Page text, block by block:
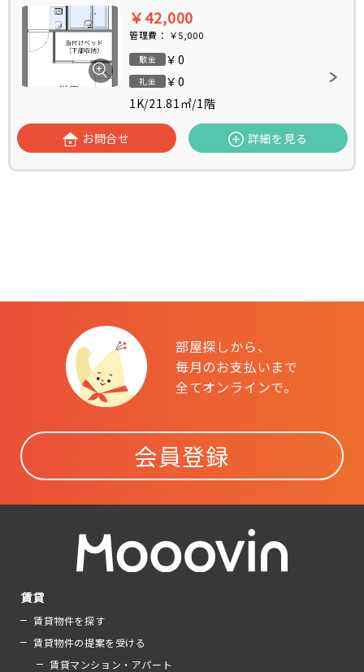
￥42,000
管理費： ￥5,000
敷金 ￥0
礼金
￥0
1K/21.81㎡/1階
お問合せ 詳細を見る
部屋探しから、
毎月のお支払いまで
全てオンラインで。
会員登録
賃貸
賃貸物件を探す
賃貸物件の提案を受ける
賃貸マンション・アパート